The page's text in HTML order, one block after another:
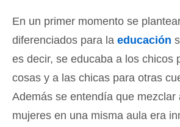
En un primer momento se
diferenciados para la educación
es decir, se educaba a los chicos
cosas y a las chicas para otras
Además se entendía que mezclar
mujeres en una misma aula era